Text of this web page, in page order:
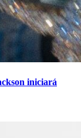
iniciará